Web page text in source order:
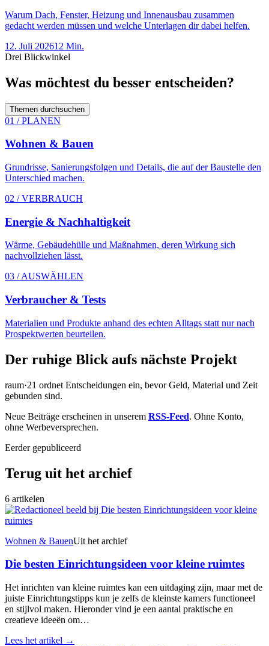
Warum Dach, Fenster, Heizung und Innenausbau zusammen
gedacht werden müssen und welche Unterlagen dir dabei helfen.
12. Juli 202612 Min.
Drei Blickwinkel
Was möchtest du besser entscheiden?
Themen durchsuchen
01 / PLANEN
Wohnen & Bauen
Grundrisse, Sanierungsfolgen und Details, die auf der Baustelle den
Unterschied machen.
02 / VERBRAUCH
Energie & Nachhaltigkeit
Wärme, Gebäudehülle und Maßnahmen, deren Wirkung sich
nachvollziehen lässt.
03 / AUSWÄHLEN
Verbraucher & Tests
Materialien und Produkte anhand des echten Alltags statt nur nach
Prospektwerten beurteilen.
Der ruhige Blick aufs nächste Projekt
raum·21 ordnet Entscheidungen ein, bevor Geld, Material und Zeit
gebunden sind.
Neue Beiträge erscheinen in unserem RSS-Feed. Ohne Konto,
ohne Werbeversprechen.
Eerder gepubliceerd
Terug uit het archief
6 artikelen
Wohnen & BauenUit het archief
Die besten Einrichtungsideen voor kleine ruimtes
Het inrichten van kleine ruimtes kan een uitdaging zijn, maar met de
juiste Einrichtungstipps kun je zelfs de kleinste kamers functioneel
en stijlvol maken. Hieronder vind je een aantal praktische en
creatieve ideeën om…
Lees het artikel →